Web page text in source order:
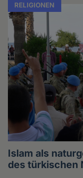
RELIGIONEN
Islam als
des türkischen